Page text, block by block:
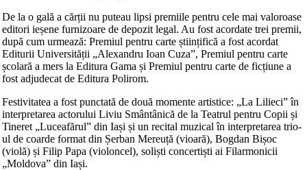
De la o gală a cărții nu puteau lipsi premiile pentru cele mai valoroase
editori ieșene furnizoare de depozit legal. Au fost acordate trei premii,
după cum urmează: Premiul pentru carte științifică a fost acordat
Editurii Universității „Alexandru Ioan Cuza”, Premiul pentru carte
școlară a mers la Editura Gama și Premiul pentru carte de ficțiune a
fost adjudecat de Editura Polirom.
Festivitatea a fost punctată de două momente artistice: „La Lilieci” în
interpretarea actorului Liviu Smântânică de la Teatrul pentru Copii și
Tineret „Luceafărul” din Iași și un recital muzical în interpretarea trio-
ul de coarde format din Șerban Mereuță (vioară), Bogdan Bișoc
(violă) și Filip Papa (violoncel), soliști concertiști ai Filarmonicii
„Moldova” din Iași.